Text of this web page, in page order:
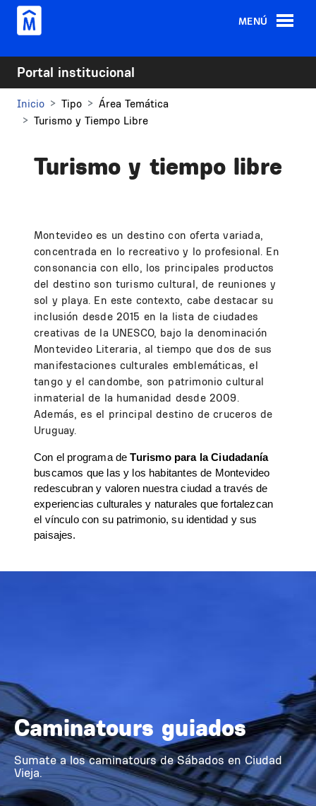
Pasar al contenido principal
MENÚ
Portal institucional
Inicio Tipo
Área Temática
Turismo y Tiempo Libre
Turismo y tiempo libre
Montevideo es un destino con oferta variada,
concentrada en lo recreativo y lo profesional. En
consonancia con ello, los principales productos
del destino son turismo cultural, de reuniones y
sol y playa. En este contexto, cabe destacar su
inclusión desde 2015 en la lista de ciudades
creativas de la UNESCO, bajo la denominación
Montevideo Literaria, al tiempo que dos de sus
manifestaciones culturales emblemáticas, el
tango y el candombe, son patrimonio cultural
inmaterial de la humanidad desde 2009.
Además, es el principal destino de cruceros de
Uruguay.
Con el programa de Turismo para la Ciudadanía
buscamos que las y los habitantes de Montevideo
redescubran y valoren nuestra ciudad a través de
experiencias culturales y naturales que fortalezcan
el vínculo con su patrimonio, su identidad y sus
paisajes.
Caminatours guiados
Sumate a los caminatours de Sábados en Ciudad
Vieja.